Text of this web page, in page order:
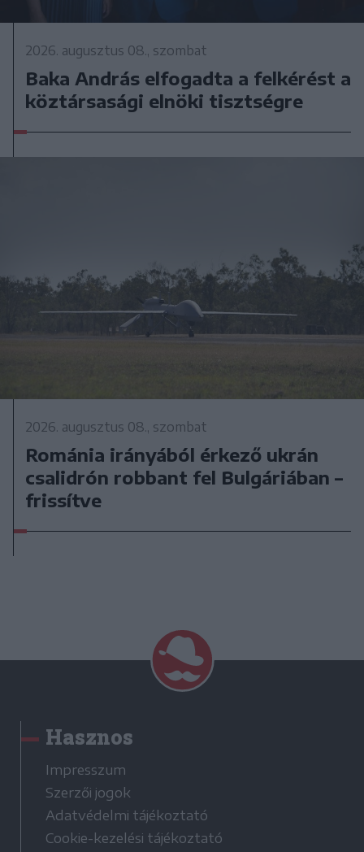
2026. augusztus 08., szombat
Baka András elfogadta a felkérést a
köztársasági elnöki tisztségre
2026. augusztus 08., szombat
Románia irányából érkező ukrán
csalidrón robbant fel Bulgáriában –
frissítve
Hasznos
Impresszum
Szerzői jogok
Adatvédelmi tájékoztató
Cookie-kezelési tájékoztató